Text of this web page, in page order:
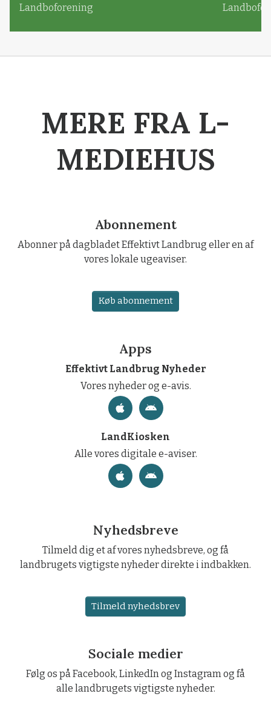
Landboforening
MERE FRA L-
MEDIEHUS
Abonnement
Abonner på dagbladet Effektivt Landbrug eller en af
vores lokale ugeaviser.
Køb abonnement
Apps
Effektivt Landbrug Nyheder
Vores nyheder og e-avis.
LandKiosken
Alle vores digitale e-aviser.
Nyhedsbreve
Tilmeld dig et af vores nyhedsbreve, og få
landbrugets vigtigste nyheder direkte i indbakken.
Tilmeld nyhedsbrev
Sociale medier
Følg os på Facebook, LinkedIn og Instagram og få
alle landbrugets vigtigste nyheder.